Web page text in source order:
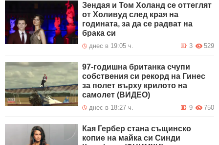
Зендая и Том Холанд се оттеглят
от Холивуд след края на
годината, за да се радват на
брака си
днес в 19:05 ч. 529
3
97-годишна британка счупи
собствения си рекорд на Гинес
за полет върху крилото на
самолет (ВИДЕО)
днес в 18:27 ч. 750
9
Кая Гербер стана същинско
копие на майка си Синди